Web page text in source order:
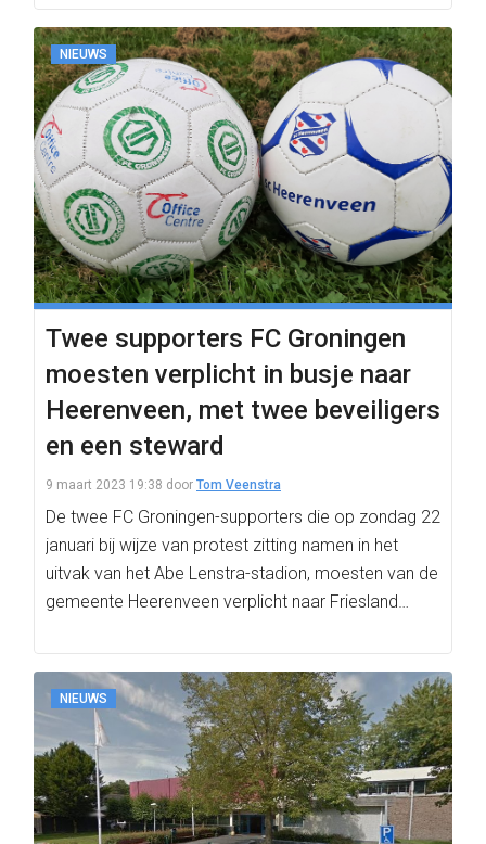
NIEUWS
Twee supporters FC Groningen
moesten verplicht in busje naar
Heerenveen, met twee beveiligers
en een steward
9 maart 2023 19:38 door Tom Veenstra
De twee FC Groningen-supporters die op zondag 22
januari bij wijze van protest zitting namen in het
uitvak van het Abe Lenstra-stadion, moesten van de
gemeente Heerenveen verplicht naar Friesland…
NIEUWS